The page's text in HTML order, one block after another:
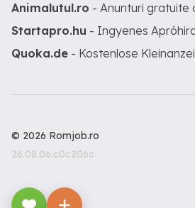
Animalutul.ro - Anunturi gratuite
Startapro.hu - Ingyenes
Quoka.de - Kostenlose
© 2026 Romjob.ro
26.08.06.c0c206c